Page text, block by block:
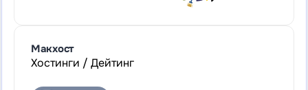
Макхост
Хостинги / Дейтинг